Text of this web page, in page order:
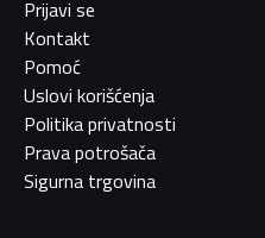
Prijavi se
Kontakt
Pomoć
Uslovi korišćenja
Politika privatnosti
Prava potrošača
Sigurna trgovina